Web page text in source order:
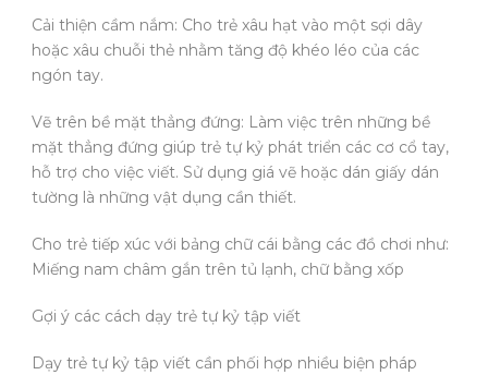
Cải thiện cầm nắm: Cho trẻ xâu hạt vào một sợi dây
hoặc xâu chuỗi thẻ nhằm tăng độ khéo léo của các
ngón tay.
Vẽ trên bề mặt thẳng đứng: Làm việc trên những bề
mặt thẳng đứng giúp trẻ tự kỷ phát triển các cơ cổ tay,
hỗ trợ cho việc viết. Sử dụng giá vẽ hoặc dán giấy dán
tường là những vật dụng cần thiết.
Cho trẻ tiếp xúc với bảng chữ cái bằng các đồ chơi như:
Miếng nam châm gắn trên tủ lạnh, chữ bằng xốp
Gợi ý các cách dạy trẻ tự kỷ tập viết
Dạy trẻ tự kỷ tập viết cần phối hợp nhiều biện pháp